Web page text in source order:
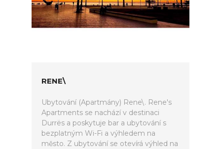
RENE\
Ubytování (Apartmány) Rene\. Rene's
Apartments se nachází v destinaci
Durrës a poskytuje bar a ubytování s
bezplatným Wi-Fi a výhledem na
město. Z ubytování se otevírá výhled na